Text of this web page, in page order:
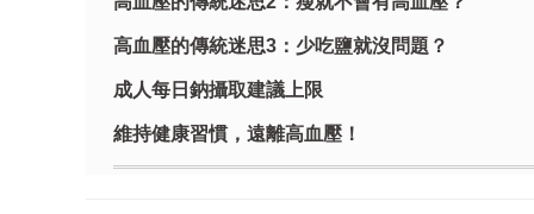
高血壓的傳統迷思3：少吃鹽就沒問題？
成人每日鈉攝取建議上限
維持健康習慣，遠離高血壓！